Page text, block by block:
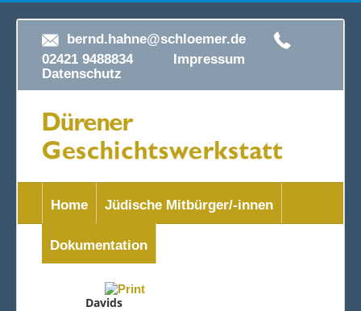
bernd.hahne@schloemer.de
02421 9488834 Impressum
Datenschutz
Home Jüdische Mitbürger/-innen
Dokumentation
Davids